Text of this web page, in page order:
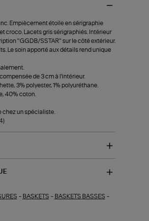
Empiècement étoile en sérigraphie
croco. Lacets gris sérigraphiés. Intérieur
"GGDB/SSTAR" sur le côté extérieur.
Le soin apporté aux détails rend unique
de 3 cm à l'intérieur.
3% polyester, 1% polyuréthane.
40% coton.
chez un spécialiste.
- BASKETS - BASKETS BASSES -